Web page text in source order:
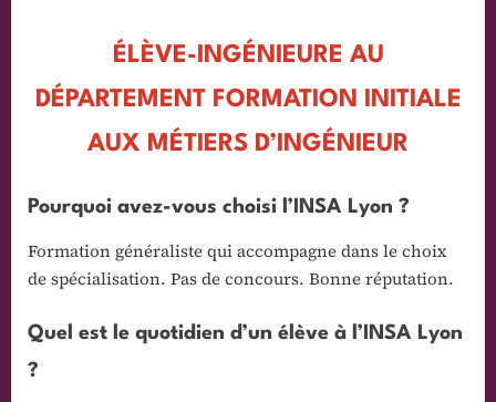
ÉLÈVE-INGÉNIEURE AU
DÉPARTEMENT FORMATION INITIALE
AUX MÉTIERS D’INGÉNIEUR
Pourquoi avez-vous choisi l’INSA Lyon ?
Formation généraliste qui accompagne dans le choix
de spécialisation. Pas de concours. Bonne réputation.
Quel est le quotidien d’un élève à l’INSA Lyon
?